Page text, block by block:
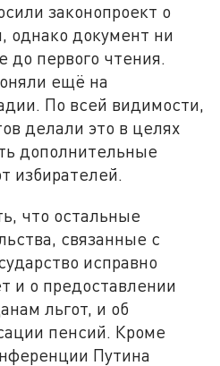
законопроект о
однако документ ни
до первого чтения.
ещё на
По всей видимости,
делали это в целях
дополнительные
избирателей.
что остальные
связанные с
исправно
и о предоставлении
льгот, и об
пенсий. Кроме
Путина